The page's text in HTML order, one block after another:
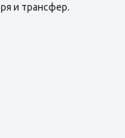
и трансфер.